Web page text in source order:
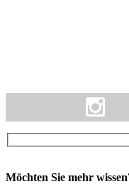
Möchten Sie mehr